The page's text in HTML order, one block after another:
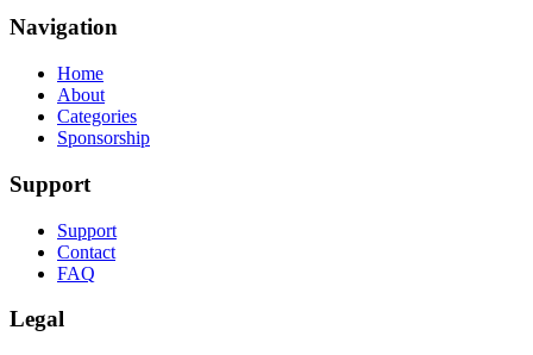
Navigation
Home
About
Categories
Sponsorship
Support
Support
Contact
FAQ
Legal